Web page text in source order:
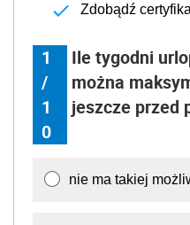
Zdobądź
1
/
1
0
Ile tygodni
można
jeszcze przed
nie ma takiej